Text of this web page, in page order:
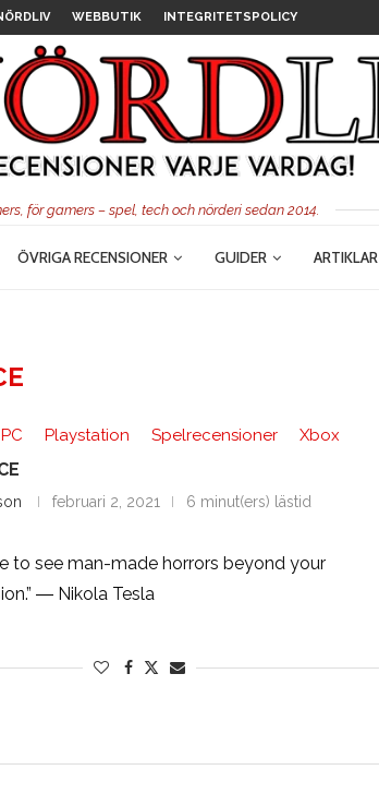
WEBBUTIK INTEGRITETSPOLICY
för gamers – spel, tech och nörderi sedan 2014.
ÖVRIGA RECENSIONER GUIDER ARTIKLAR
PC Playstation Spelrecensioner Xbox
februari 2, 2021 6 minut(ers) lästid
to see man-made horrors beyond your
― Nikola Tesla